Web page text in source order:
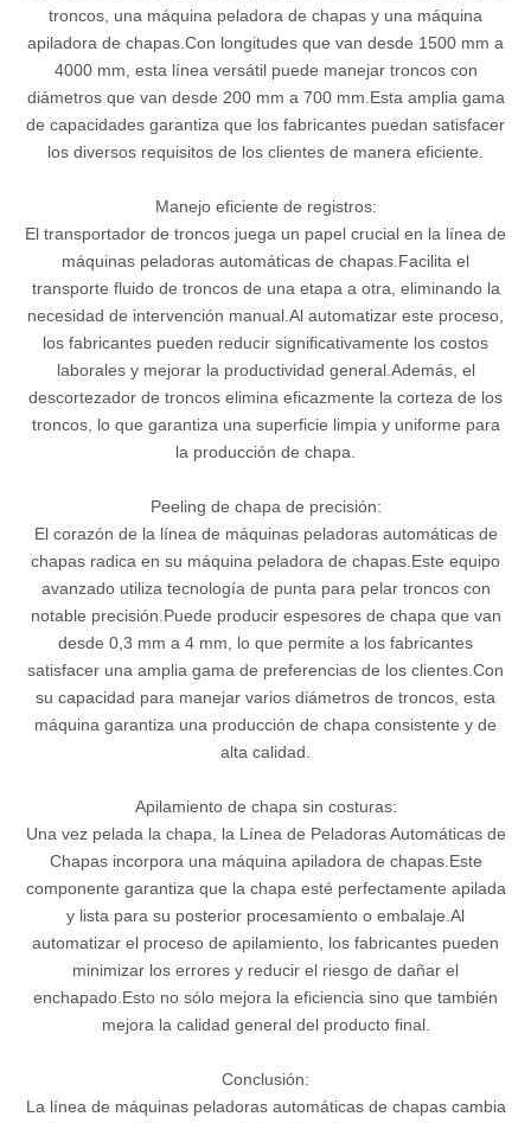
troncos, una máquina peladora de chapas y una máquina
apiladora de chapas.Con longitudes que van desde 1500 mm a
4000 mm, esta línea versátil puede manejar troncos con
diámetros que van desde 200 mm a 700 mm.Esta amplia gama
de capacidades garantiza que los fabricantes puedan satisfacer
los diversos requisitos de los clientes de manera eficiente.
Manejo eficiente de registros:
El transportador de troncos juega un papel crucial en la línea de
máquinas peladoras automáticas de chapas.Facilita el
transporte fluido de troncos de una etapa a otra, eliminando la
necesidad de intervención manual.Al automatizar este proceso,
los fabricantes pueden reducir significativamente los costos
laborales y mejorar la productividad general.Además, el
descortezador de troncos elimina eficazmente la corteza de los
troncos, lo que garantiza una superficie limpia y uniforme para
la producción de chapa.
Peeling de chapa de precisión:
El corazón de la línea de máquinas peladoras automáticas de
chapas radica en su máquina peladora de chapas.Este equipo
avanzado utiliza tecnología de punta para pelar troncos con
notable precisión.Puede producir espesores de chapa que van
desde 0,3 mm a 4 mm, lo que permite a los fabricantes
satisfacer una amplia gama de preferencias de los clientes.Con
su capacidad para manejar varios diámetros de troncos, esta
máquina garantiza una producción de chapa consistente y de
alta calidad.
Apilamiento de chapa sin costuras:
Una vez pelada la chapa, la Línea de Peladoras Automáticas de
Chapas incorpora una máquina apiladora de chapas.Este
componente garantiza que la chapa esté perfectamente apilada
y lista para su posterior procesamiento o embalaje.Al
automatizar el proceso de apilamiento, los fabricantes pueden
minimizar los errores y reducir el riesgo de dañar el
enchapado.Esto no sólo mejora la eficiencia sino que también
mejora la calidad general del producto final.
Conclusión:
La línea de máquinas peladoras automáticas de chapas cambia